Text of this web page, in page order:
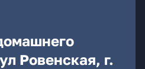
Ровенская, г.